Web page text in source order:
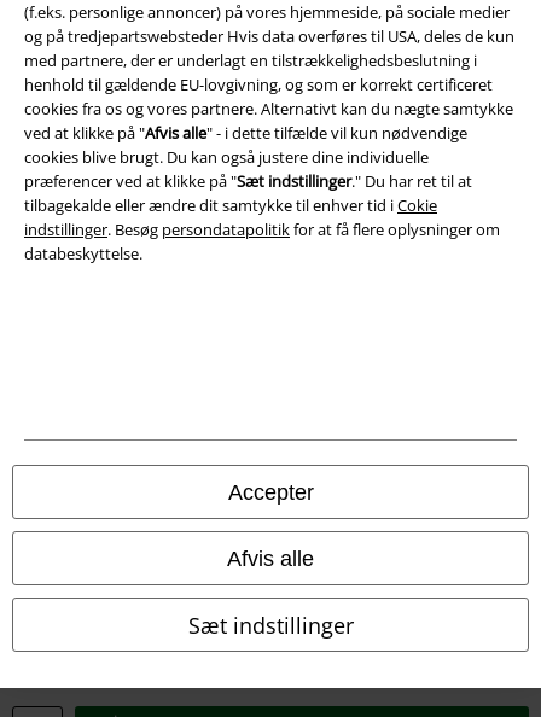
(f.eks. personlige annoncer) på vores hjemmeside, på sociale medier
og på tredjepartswebsteder Hvis data overføres til USA, deles de kun
med partnere, der er underlagt en tilstrækkelighedsbeslutning i
henhold til gældende EU-lovgivning, og som er korrekt certificeret
cookies fra os og vores partnere. Alternativt kan du nægte samtykke
ved at klikke på "Afvis alle" - i dette tilfælde vil kun nødvendige
cookies blive brugt. Du kan også justere dine individuelle
præferencer ved at klikke på "Sæt indstillinger." Du har ret til at
tilbagekalde eller ændre dit samtykke til enhver tid iCokie
indstillinger. Besøg persondatapolitikfor at få flere oplysninger om
databeskyttelse.
Accepter
Afvis alle
Sæt indstillinger
Salgs-, medlems- & leveringsbetingelser
Om EMP Danmark
Persondatapolitik
Bortskaffelse af affald og miljøbeskyttelse
Overensstemmelseserklæring
Alle priser er inkl. moms. Oplyst leveringstid er et estimat og ikke
garanteret.
© 1986-2026 E.M.P. Merchandising HGmbH